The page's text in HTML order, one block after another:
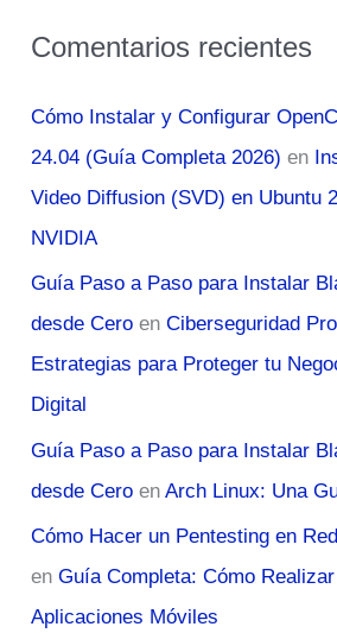
Comentarios recientes
Cómo Instalar y Configurar
24.04 (Guía Completa 2026) en
Video Diffusion (SVD) en Ubuntu
NVIDIA
Guía Paso a Paso para Instalar
desde Cero enCiberseguridad
Estrategias para Proteger tu
Digital
Guía Paso a Paso para Instalar
desde Cero enArch Linux: Una
Cómo Hacer un Pentesting en
enGuía Completa: Cómo
Aplicaciones Móviles